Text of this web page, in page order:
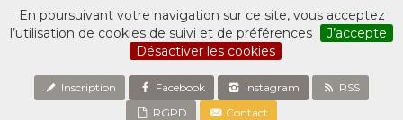
En poursuivant votre navigation sur ce site, vous acceptez
l’utilisation de cookies de suivi et de préférences
J’accepte
Désactiver les cookies
Inscription Facebook Instagram
RSS
RGPD
Contact